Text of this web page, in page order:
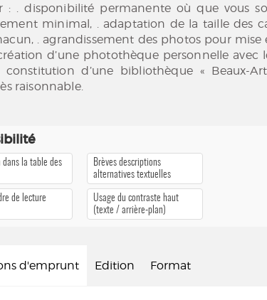
: . disponibilité permanente où que vous
minimal, . adaptation de la taille des
. agrandissement des photos pour mise
d’une photothèque personnelle avec
constitution d’une bibliothèque « Beaux-
raisonnable.
dans la table des
de lecture
Brèves descriptions
alternatives textuelles
Usage du contraste haut
(texte / arrière-plan)
d'emprunt Edition Format